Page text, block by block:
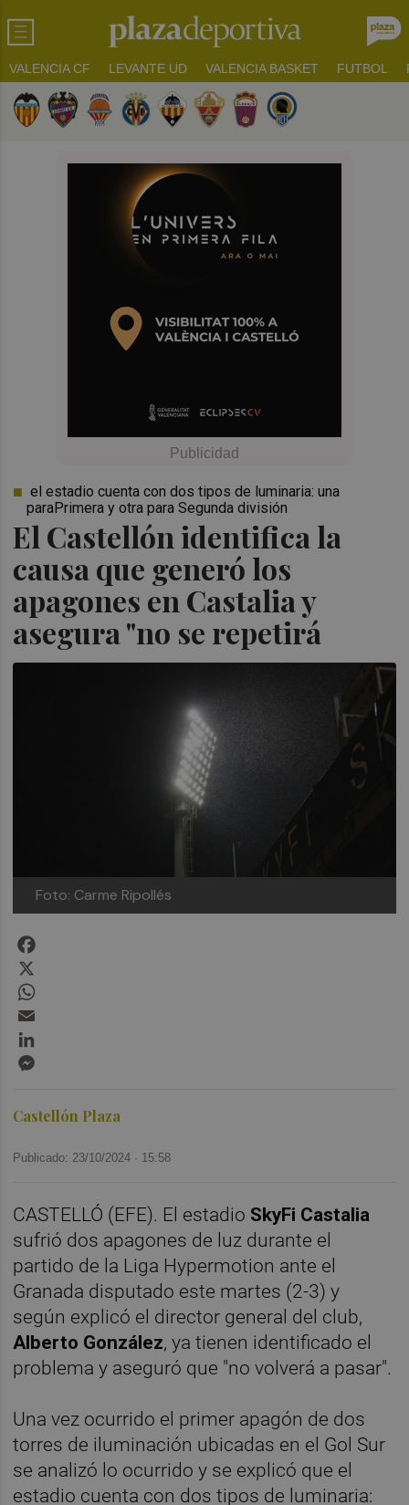
VALENCIA CF LEVANTE UD VALENCIA BASKET FUTBOL
El Castellón identifica la
causa que generó los
apagones en Castalia y
asegura "no se repetirá
el estadio cuenta con dos tipos de luminaria: una
paraPrimera y otra para Segunda división
Foto: Carme Ripollés
Castellón Plaza
Publicado: 23/10/2024 · 15:58
CASTELLÓ (EFE). El estadio SkyFi Castalia
sufrió dos apagones de luz durante el
partido de la Liga Hypermotion ante el
Granada disputado este martes (2-3) y
según explicó el director general del club,
Alberto González, ya tienen identificado el
problema y aseguró que "no volverá a pasar".
Una vez ocurrido el primer apagón de dos
torres de iluminación ubicadas en el Gol Sur
se analizó lo ocurrido y se explicó que el
estadio cuenta con dos tipos de luminaria: